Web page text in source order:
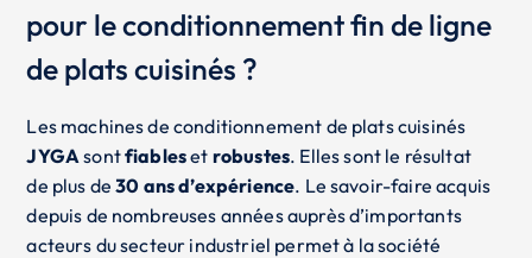
pour le conditionnement fin de ligne
de plats cuisinés ?
Les machines de conditionnement de plats cuisinés
JYGA sontfiableset robustes. Elles sont le résultat
de plus de30 ans d’expérience. Le savoir-faire acquis
depuis de nombreuses années auprès d’importants
acteurs du secteur industriel permet à la société